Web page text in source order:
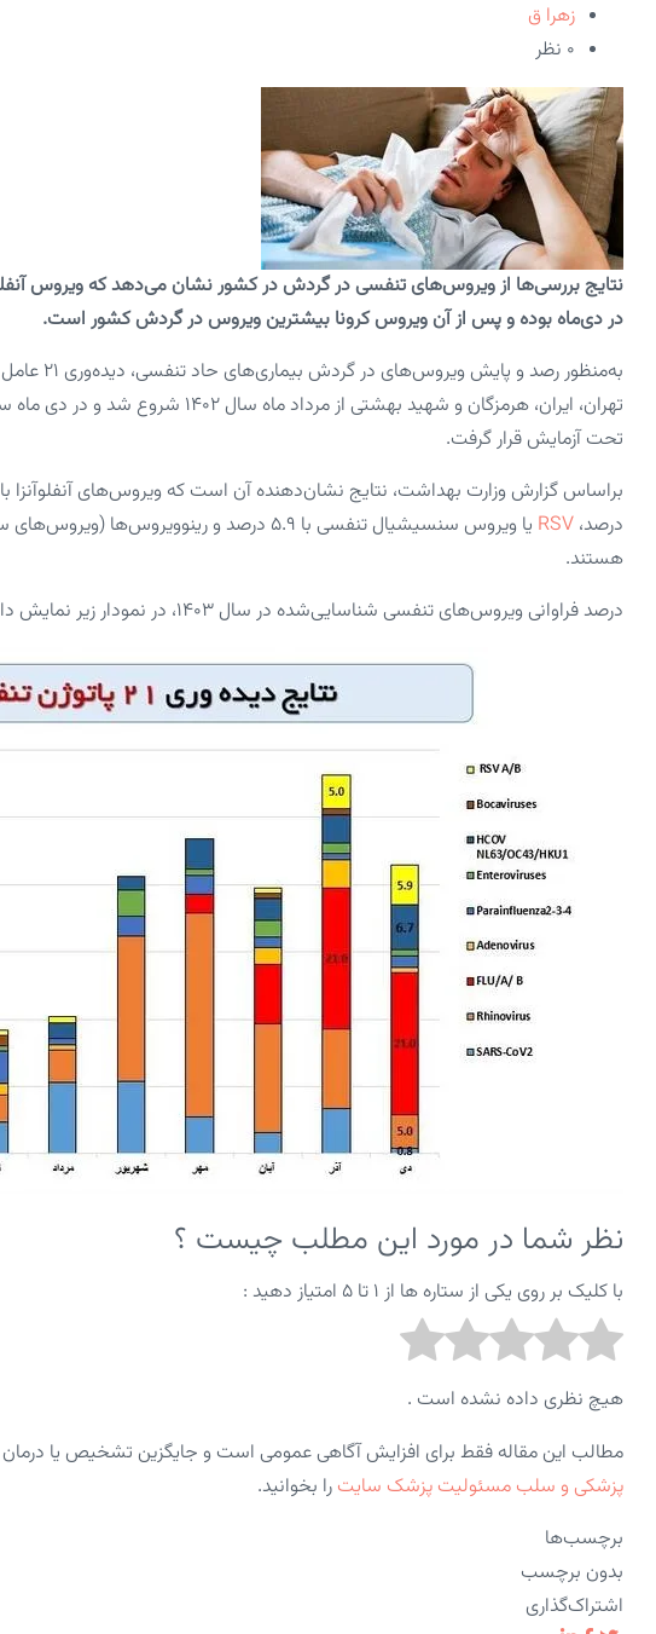
زهرا ق
۰ نظر
نتایج بررسی‌ها از ویروس‌های تنفسی در گردش در کشور نشان می‌دهد که ویروس
در دی‌ماه بوده و پس از آن ویروس کرونا بیشترین ویروس در گردش کشور است.
به‌منظور
تحت آزمایش قرار گرفت.
درصد، RSV
هستند.
درصد فراوانی ویروس‌های تنفسی شناسایی‌شده در سال ۱۴۰۳، در نمودار زیر نمایش داده می‌شود.
نظر شما در مورد این مطلب چیست ؟
با کلیک بر روی یکی از ستاره ها از ۱ تا ۵ امتیاز دهید :
هیچ نظری داده نشده است .
مطالب این مقاله فقط برای افزایش آگاهی عمومی است و جایگزین تشخیص یا
پزشکی و سلب مسئولیت پزشک سایت را بخوانید.
برچسب‌ها
بدون برچسب
اشتراک‌گذاری